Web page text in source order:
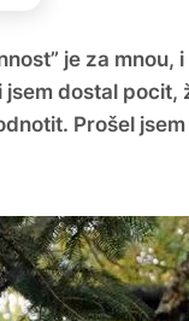
je za mnou,
dostal pocit,
Prošel